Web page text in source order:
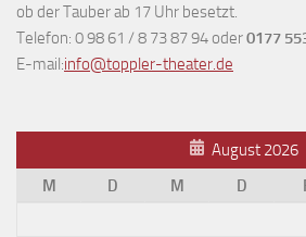
ob der Tauber ab 17 Uhr besetzt.
Telefon: 0 98 61 / 8 73 87 94 oder0177
E-mail:info@toppler-theater.de
August 2026
M
D M D